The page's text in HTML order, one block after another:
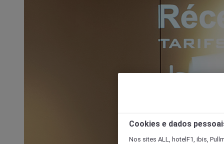
Cookies e dados
Nos sites ALL, hotelF1, ibis,